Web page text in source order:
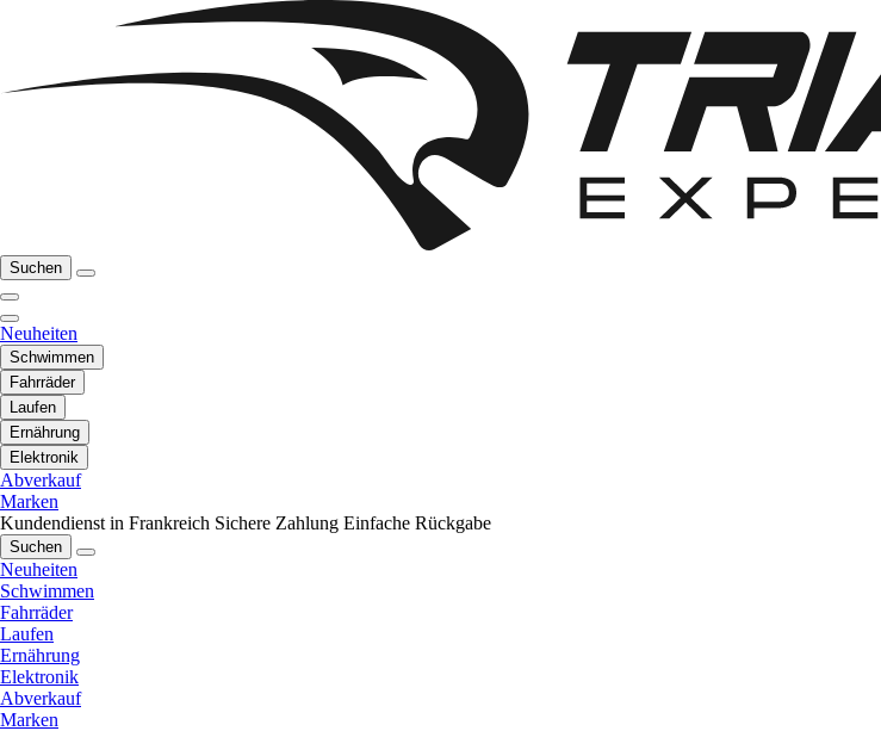
Suchen
Neuheiten
Schwimmen
Fahrräder
Laufen
Ernährung
Elektronik
Abverkauf
Marken
Kundendienst in Frankreich Sichere Zahlung Einfache Rückgabe
Suchen
Neuheiten
Schwimmen
Fahrräder
Laufen
Ernährung
Elektronik
Abverkauf
Marken